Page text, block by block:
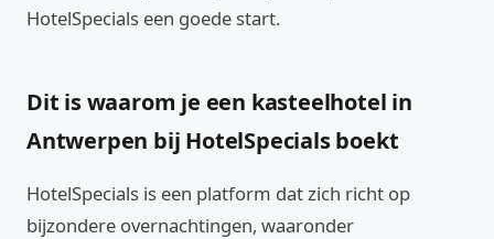
HotelSpecials een goede start.
Dit is waarom je een kasteelhotel in
Antwerpen bij HotelSpecials boekt
HotelSpecials is een platform dat zich richt op
bijzondere overnachtingen, waaronder